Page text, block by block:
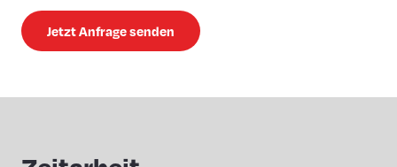
Jetzt Anfrage senden